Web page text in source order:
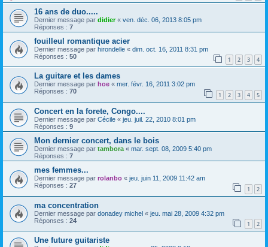
16 ans de duo.....
Dernier message par didier« ven. déc. 06, 2013 8:05 pm
Réponses : 7
fouilleul romantique acier
Dernier message par hirondelle « dim. oct. 16, 2011 8:31 pm
Réponses : 50 1 2 3 4
La guitare et les dames
Dernier message par hoe « mer. févr. 16, 2011 3:02 pm
Réponses : 70 1 2 3 4 5
Concert en la forete, Congo....
Dernier message par Cécile « jeu. juil. 22, 2010 8:01 pm
Réponses : 9
Mon dernier concert, dans le bois
Dernier message par tambora « mar. sept. 08, 2009 5:40 pm
Réponses : 7
mes femmes...
Dernier message par rolanbo « jeu. juin 11, 2009 11:42 am
Réponses : 27 1 2
ma concentration
Dernier message par donadey michel « jeu. mai 28, 2009 4:32 pm
Réponses : 24 1 2
Une future guitariste